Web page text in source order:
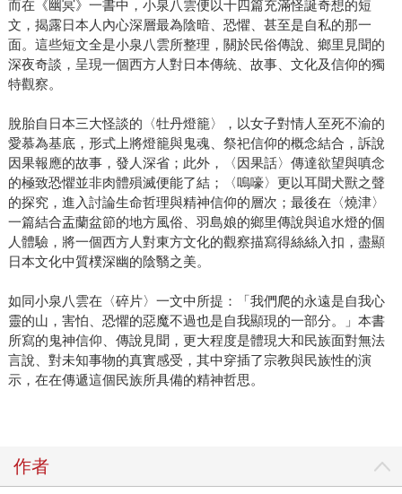
而在《幽冥》一書中，小泉八雲便以十四篇充滿怪誕奇想的短
文，揭露日本人內心深層最為陰暗、恐懼、甚至是自私的那一
面。這些短文全是小泉八雲所整理，關於民俗傳說、鄉里見聞的
深夜奇談，呈現一個西方人對日本傳統、故事、文化及信仰的獨
特觀察。
脫胎自日本三大怪談的〈牡丹燈籠〉，以女子對情人至死不渝的
愛慕為基底，形式上將燈籠與鬼魂、祭祀信仰的概念結合，訴說
因果報應的故事，發人深省；此外，〈因果話〉傳達欲望與嗔念
的極致恐懼並非肉體殞滅便能了結；〈嗚嚎〉更以耳聞犬獸之聲
的探究，進入討論生命哲理與精神信仰的層次；最後在〈燒津〉
一篇結合盂蘭盆節的地方風俗、羽島娘的鄉里傳說與追水燈的個
人體驗，將一個西方人對東方文化的觀察描寫得絲絲入扣，盡顯
日本文化中質樸深幽的陰翳之美。
如同小泉八雲在〈碎片〉一文中所提：「我們爬的永遠是自我心
靈的山，害怕、恐懼的惡魔不過也是自我顯現的一部分。」本書
所寫的鬼神信仰、傳說見聞，更大程度是體現大和民族面對無法
言說、對未知事物的真實感受，其中穿插了宗教與民族性的演
示，在在傳遞這個民族所具備的精神哲思。
作者